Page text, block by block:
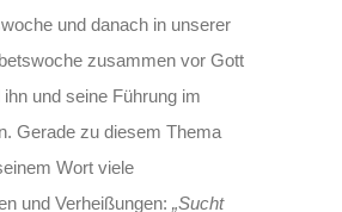
und danach in unserer
zusammen vor Gott
und seine Führung im
Gerade zu diesem Thema
Wort viele
und Verheißungen:„Sucht